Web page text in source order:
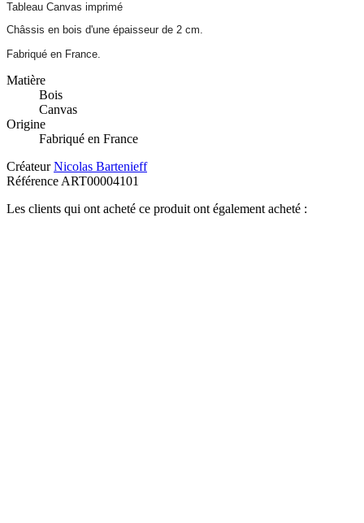
Tableau Canvas imprimé
Châssis en bois d'une épaisseur de 2 cm.
Fabriqué en France.
Matière
Bois
Canvas
Origine
Fabriqué en France
Créateur Nicolas Bartenieff
RéférenceART00004101
Les clients qui ont acheté ce produit ont également acheté :